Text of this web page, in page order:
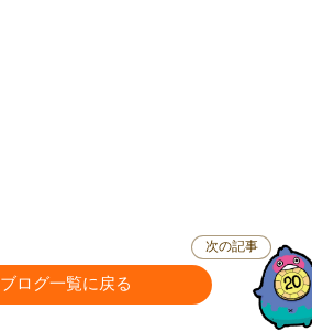
ブログ一覧に戻る
次の記事